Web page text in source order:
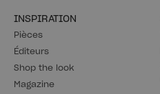
INSPIRATION
Pièces
Éditeurs
Shop the look
Magazine